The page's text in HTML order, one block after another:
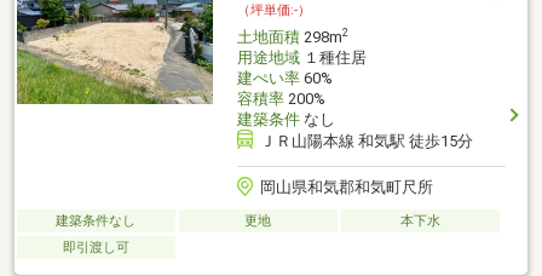
（坪単価:-）
土地面積298m2
用途地域１種住居
建ぺい率60%
容積率200%
建築条件なし
ＪＲ山陽本線 和気駅 徒歩15分
岡山県和気郡和気町尺所
建築条件なし 更地
本下水
即引渡し可